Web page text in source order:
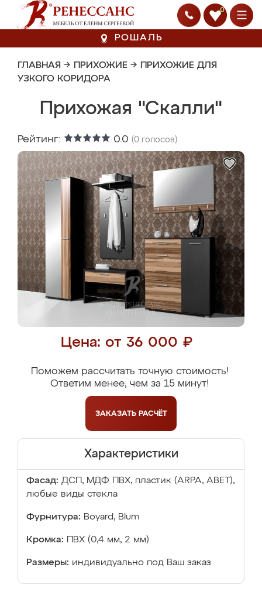
0
РОШАЛЬ
ГЛАВНАЯ → ПРИХОЖИЕ → ПРИХОЖИЕ ДЛЯ
УЗКОГО КОРИДОРА
Прихожая "Скалли"
Рейтинг: 0.0 (0 голосов)
Цена: от 36 000 ₽
Поможем рассчитать точную стоимость!
Ответим менее, чем за 15 минут!
ЗАКАЗАТЬ РАСЧЁТ
Характеристики
Фасад: ДСП, МДФ ПВХ, пластик (ARPA, ABET),
любые виды стекла
Фурнитура: Boyard, Blum
Кромка: ПВХ (0,4 мм, 2 мм)
Размеры: индивидуально под Ваш заказ